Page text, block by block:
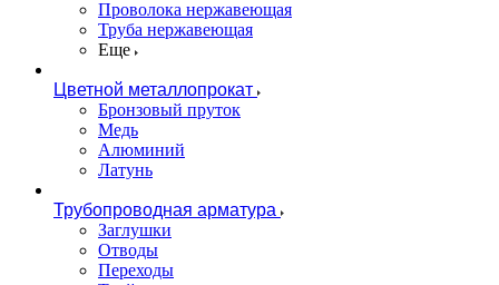
Проволока нержавеющая
Труба нержавеющая
Еще
Цветной металлопрокат
Бронзовый пруток
Медь
Алюминий
Латунь
Трубопроводная арматура
Заглушки
Отводы
Переходы